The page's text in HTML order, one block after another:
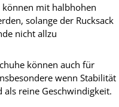
mit halbhohen
solange der Rucksack
nicht allzu
können auch für
wenn Stabilität
reine Geschwindigkeit.